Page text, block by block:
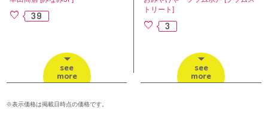
39
see
more
トリート]
3
see
more
※表示価格は掲載日時点の価格です。